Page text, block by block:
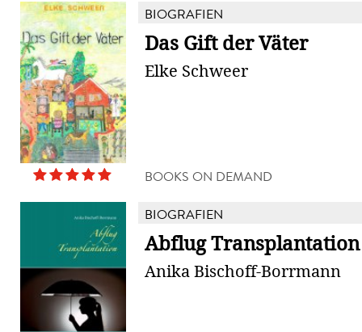
BIOGRAFIEN
Das Gift der Väter
Elke Schweer
BOOKS ON DEMAND
BIOGRAFIEN
Abflug Transplantation
Anika Bischoff-Borrmann